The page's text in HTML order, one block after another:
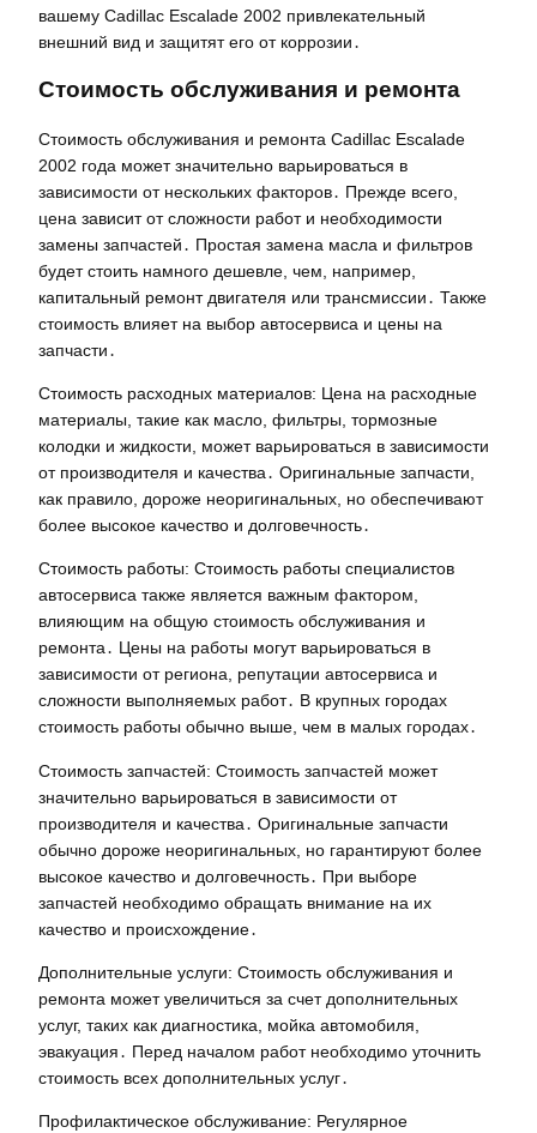
вашему Cadillac Escalade 2002 привлекательный
внешний вид и защитят его от коррозии․
Стоимость обслуживания и ремонта
Стоимость обслуживания и ремонта Cadillac Escalade
2002 года может значительно варьироваться в
зависимости от нескольких факторов․ Прежде всего,
цена зависит от сложности работ и необходимости
замены запчастей․ Простая замена масла и фильтров
будет стоить намного дешевле, чем, например,
капитальный ремонт двигателя или трансмиссии․ Также
стоимость влияет на выбор автосервиса и цены на
запчасти․
Стоимость расходных материалов: Цена на расходные
материалы, такие как масло, фильтры, тормозные
колодки и жидкости, может варьироваться в зависимости
от производителя и качества․ Оригинальные запчасти,
как правило, дороже неоригинальных, но обеспечивают
более высокое качество и долговечность․
Стоимость работы: Стоимость работы специалистов
автосервиса также является важным фактором,
влияющим на общую стоимость обслуживания и
ремонта․ Цены на работы могут варьироваться в
зависимости от региона, репутации автосервиса и
сложности выполняемых работ․ В крупных городах
стоимость работы обычно выше, чем в малых городах․
Стоимость запчастей: Стоимость запчастей может
значительно варьироваться в зависимости от
производителя и качества․ Оригинальные запчасти
обычно дороже неоригинальных, но гарантируют более
высокое качество и долговечность․ При выборе
запчастей необходимо обращать внимание на их
качество и происхождение․
Дополнительные услуги: Стоимость обслуживания и
ремонта может увеличиться за счет дополнительных
услуг, таких как диагностика, мойка автомобиля,
эвакуация․ Перед началом работ необходимо уточнить
стоимость всех дополнительных услуг․
Профилактическое обслуживание: Регулярное